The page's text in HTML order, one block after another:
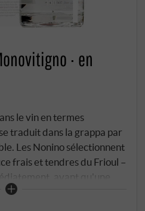
· en
le vin en termes
traduit dans la grappa par
Les Nonino sélectionnent
frais et tendres du Frioul –
avant qu'une
ne puisse se